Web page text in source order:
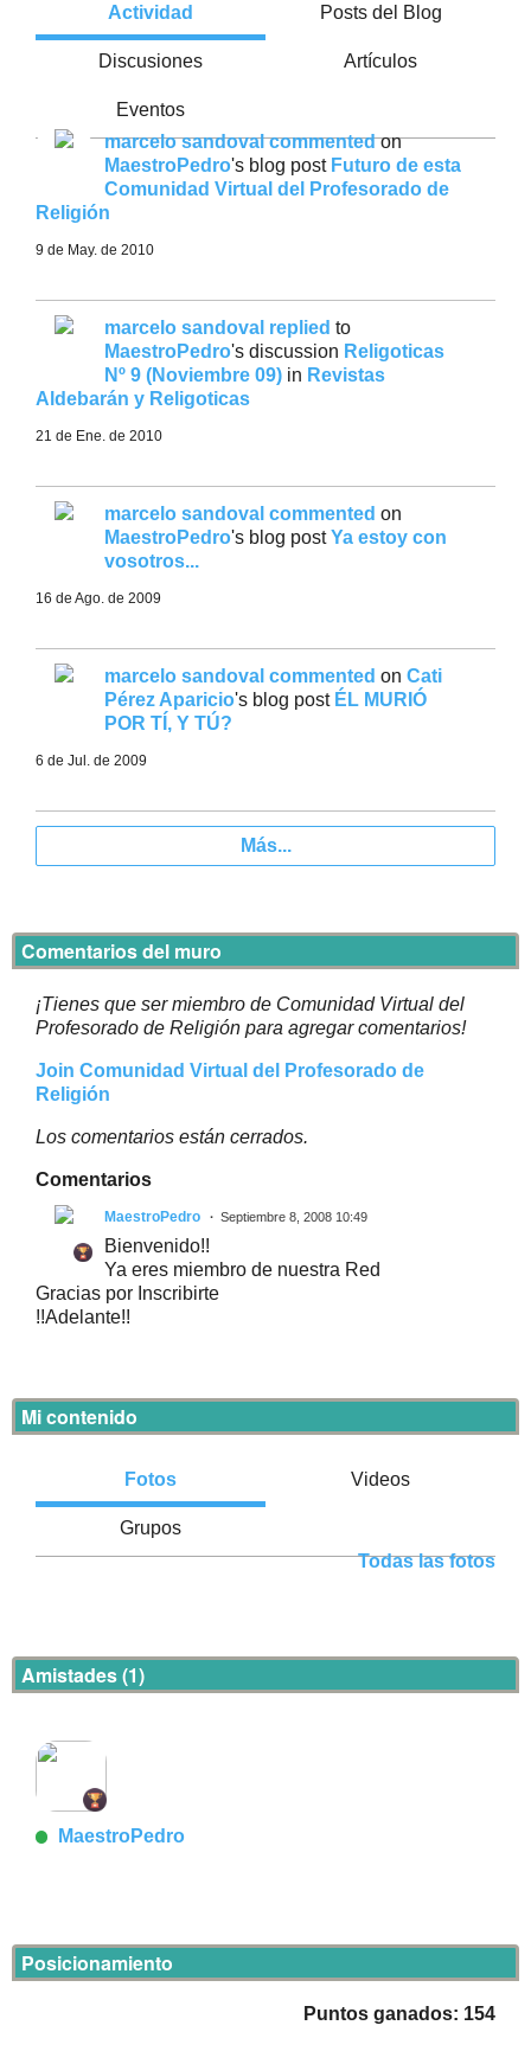
Actividad Posts del Blog
Discusiones Artículos
Eventos
marcelo sandoval commentedon
MaestroPedro's blog post Futuro de esta
Comunidad Virtual del Profesorado de
Religión
9 de May. de 2010
marcelo sandoval replied to
MaestroPedro's discussion Religoticas
Nº 9 (Noviembre 09) in Revistas
Aldebarán y Religoticas
21 de Ene. de 2010
marcelo sandoval commented on
MaestroPedro's blog postYa estoy con
vosotros...
16 de Ago. de 2009
marcelo sandoval commented on Cati
Pérez Aparicio's blog post ÉL MURIÓ
POR TÍ, Y TÚ?
6 de Jul. de 2009
Más...
Comentarios del muro
¡Tienes que ser miembro de Comunidad Virtual del
Profesorado de Religión para agregar comentarios!
Join Comunidad Virtual del Profesorado de
Religión
Los comentarios están cerrados.
Comentarios
MaestroPedro Septiembre 8, 2008 10:49
Bienvenido!!
Ya eres miembro de nuestra Red
Gracias por Inscribirte
!!Adelante!!
Mi contenido
Fotos Videos
Grupos
Todas las fotos
Amistades (1)
MaestroPedro
Posicionamiento
Puntos ganados: 154